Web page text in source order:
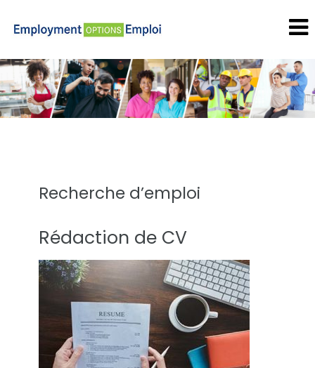
Recherche d’emploi
Rédaction de CV